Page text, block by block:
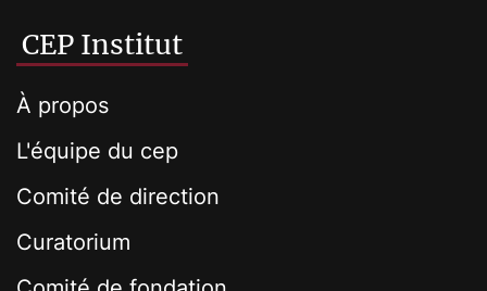
CEP Institut
À propos
L'équipe du cep
Comité de direction
Curatorium